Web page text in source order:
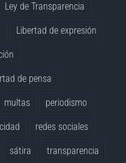
Ley de Transparencia
Libertad de expresión
de pensa
multas periodismo
redes sociales
sátira transparencia